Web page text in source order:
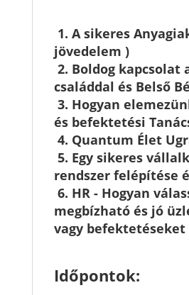
1. A sikeres
jövedelem )
2. Boldog kapcsolat
családdal és Belső
3. Hogyan
és befektetési
4. Quantum Élet
5. Egy sikeres
rendszer felépítése
6. HR - Hogyan
megbízható és jó
vagy befektetéseket
Időpontok: